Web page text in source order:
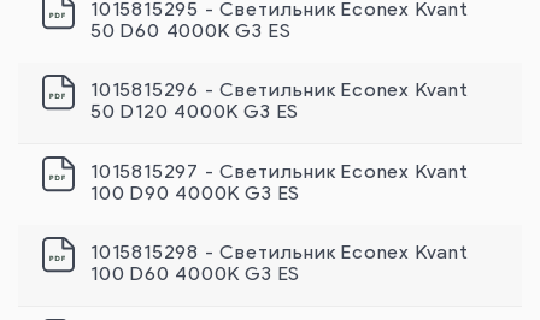
1015815295 - Светильник Econex Kvant
50 D60 4000K G3 ES
1015815296 - Светильник Econex Kvant
50 D120 4000K G3 ES
1015815297 - Светильник Econex Kvant
100 D90 4000K G3 ES
1015815298 - Светильник Econex Kvant
100 D60 4000K G3 ES